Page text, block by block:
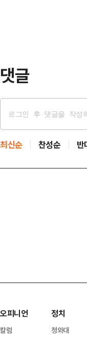
댓글
최신순 찬성순 반
오피니언
칼럼
정치
청와대